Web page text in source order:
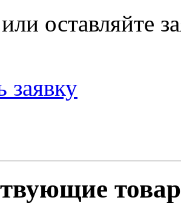
оставляйте
заявку